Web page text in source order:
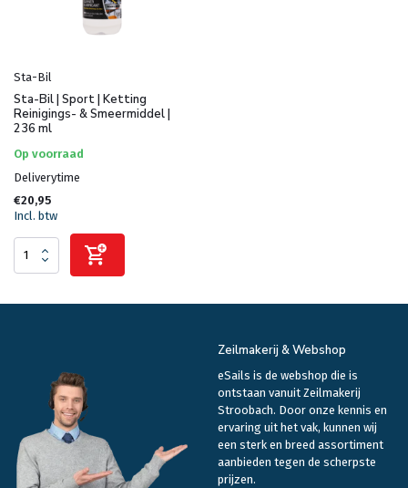
Sta-Bil
Sta-Bil | Sport | Ketting
Reinigings- & Smeermiddel |
236 ml
Op voorraad
Deliverytime
€20,95
Incl. btw
Zeilmakerij & Webshop
eSails is de webshop die is
ontstaan vanuit Zeilmakerij
Stroobach. Door onze kennis en
ervaring uit het vak, kunnen wij
een sterk en breed assortiment
aanbieden tegen de scherpste
prijzen.